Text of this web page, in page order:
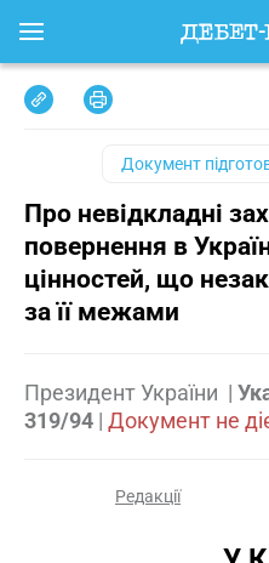
Документ
Про невідкладні
повернення в
цінностей, що
за її межами
Президент України |
319/94 | Документ не
Редакції